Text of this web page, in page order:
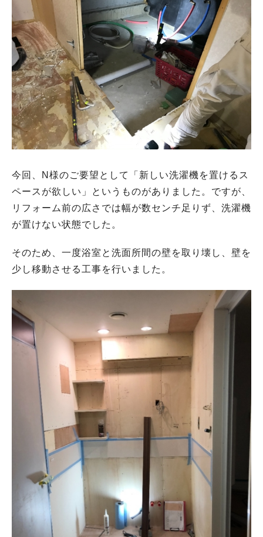
今回、N様のご要望として「新しい洗濯機を置けるス
ペースが欲しい」というものがありました。ですが、
リフォーム前の広さでは幅が数センチ足りず、洗濯機
が置けない状態でした。
そのため、一度浴室と洗面所間の壁を取り壊し、壁を
少し移動させる工事を行いました。